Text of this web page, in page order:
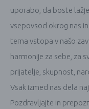
uporabo, da boste
vsepovsod okrog nas
tema vstopa v našo
harmonije za sebe, za
prijatelje, skupnost,
Vsak izmed nas dela
Pozdravljajte in